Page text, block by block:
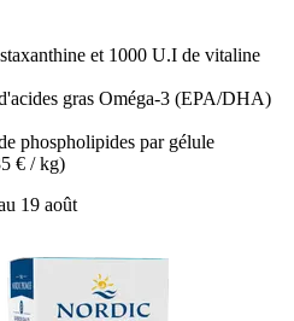
et 1000 U.I de vitaline
gras Oméga-3 (EPA/DHA)
phospholipides par gélule
€ / kg)
19 août